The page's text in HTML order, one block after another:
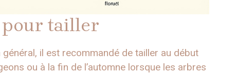
pour tailler
il est recommandé de tailler au début
ou à la fin de l’automne lorsque les arbres